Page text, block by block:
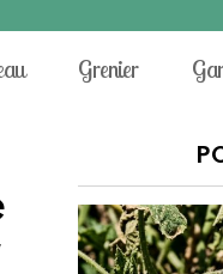
Grenier